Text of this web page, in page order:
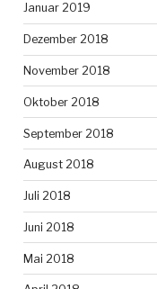
Januar 2019
Dezember 2018
November 2018
Oktober 2018
September 2018
August 2018
Juli 2018
Juni 2018
Mai 2018